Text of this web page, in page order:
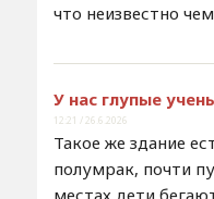
что неизвестно
У нас глупые
12:21 / 26.6.2026
Такое же здание
полумрак, почти
местах дети